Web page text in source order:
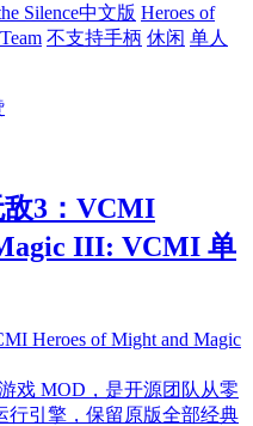
Silence中文版 Heroes of
不支持手柄 休闲 单人
3：VCMI
III: VCMI 单
戏 MOD，是开源团队从零
行引擎，保留原版全部经典